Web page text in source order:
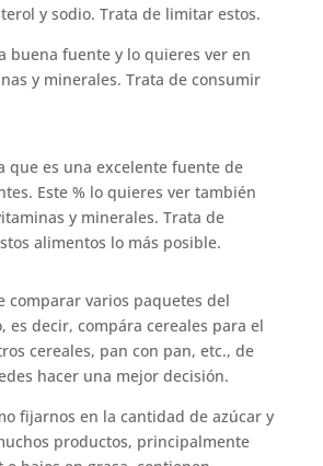
y sodio. Trata de limitar estos.
buena fuente y lo quieres ver en
y minerales. Trata de consumir
que es una excelente fuente de
Este % lo quieres ver también
y minerales. Trata de
alimentos lo más posible.
comparar varios paquetes del
es decir, compára cereales para el
cereales, pan con pan, etc., de
hacer una mejor decisión.
fijarnos en la cantidad de azúcar y
productos, principalmente